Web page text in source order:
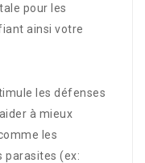
pour les
ainsi votre
les défenses
à mieux
les
parasites (ex: